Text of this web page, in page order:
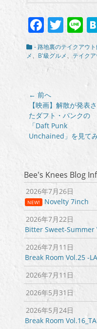
カ
テ
- 路地裏のテイクアウト
メ、 B'級グルメ、 テイクア
投
稿
ナ
ビ
ゲ
ョ
ン
← 前へ
前
の
投
稿:
【映画】解散が発表
たダフト・パンクの
「Daft Punk
Unchained」を見て
Bee's Knees Blog
2026年7月26日
NEW!
Novelty 7inch
2026年7月22日
Bitter Sweet-Summer
2026年7月11日
Break Room Vol.25 -
2026年7月11日
2026年5月31日
2026年5月24日
Break Room